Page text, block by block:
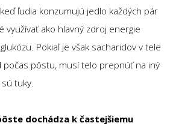
ľudia konzumujú jedlo každých pár
využívať ako hlavný zdroj energie
Pokiaľ je však sacharidov v tele
počas pôstu, musí telo prepnúť na iný
tuky.
dochádza k častejšiemu